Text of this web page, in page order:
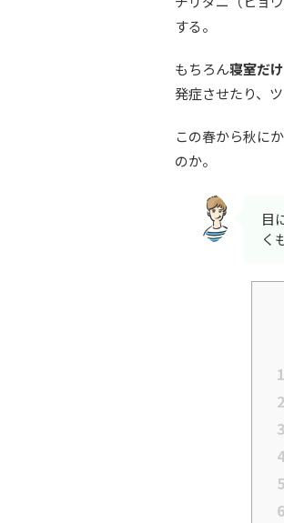
する。
もちろん寝室だ
発症させたり、
この春から秋に
のか。
目
く
1
2
3
4
5
6